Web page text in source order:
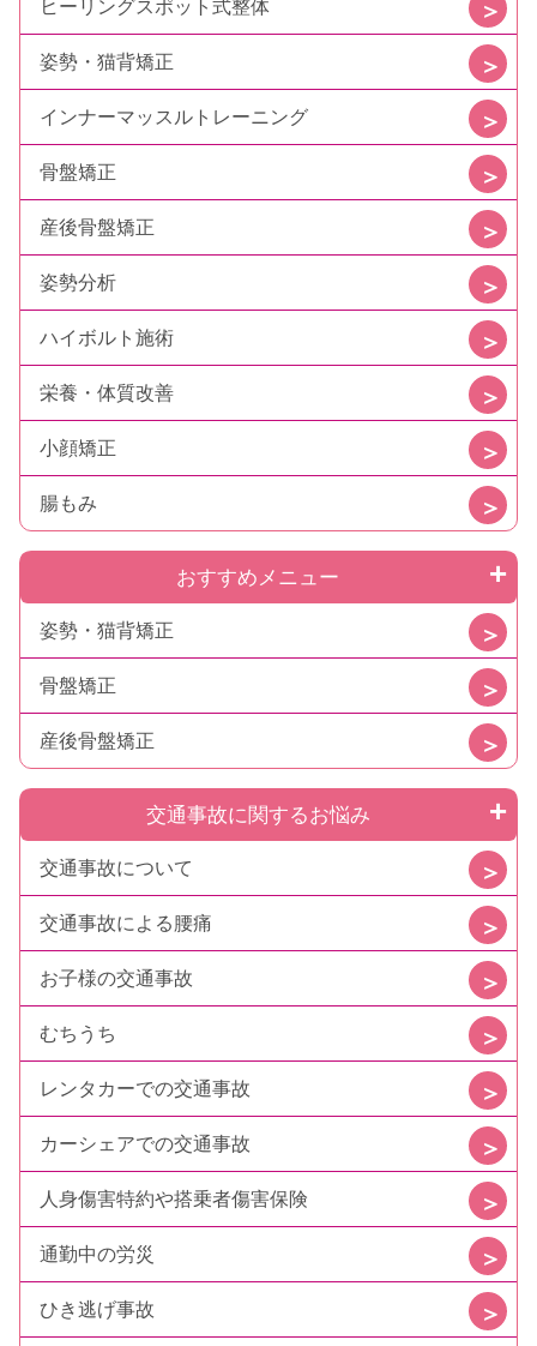
ヒーリングスポット式整体
姿勢・猫背矯正
インナーマッスルトレーニング
骨盤矯正
産後骨盤矯正
姿勢分析
ハイボルト施術
栄養・体質改善
小顔矯正
腸もみ
おすすめメニュー
姿勢・猫背矯正
骨盤矯正
産後骨盤矯正
交通事故に関するお悩み
交通事故について
交通事故による腰痛
お子様の交通事故
むちうち
レンタカーでの交通事故
カーシェアでの交通事故
人身傷害特約や搭乗者傷害保険
通勤中の労災
ひき逃げ事故